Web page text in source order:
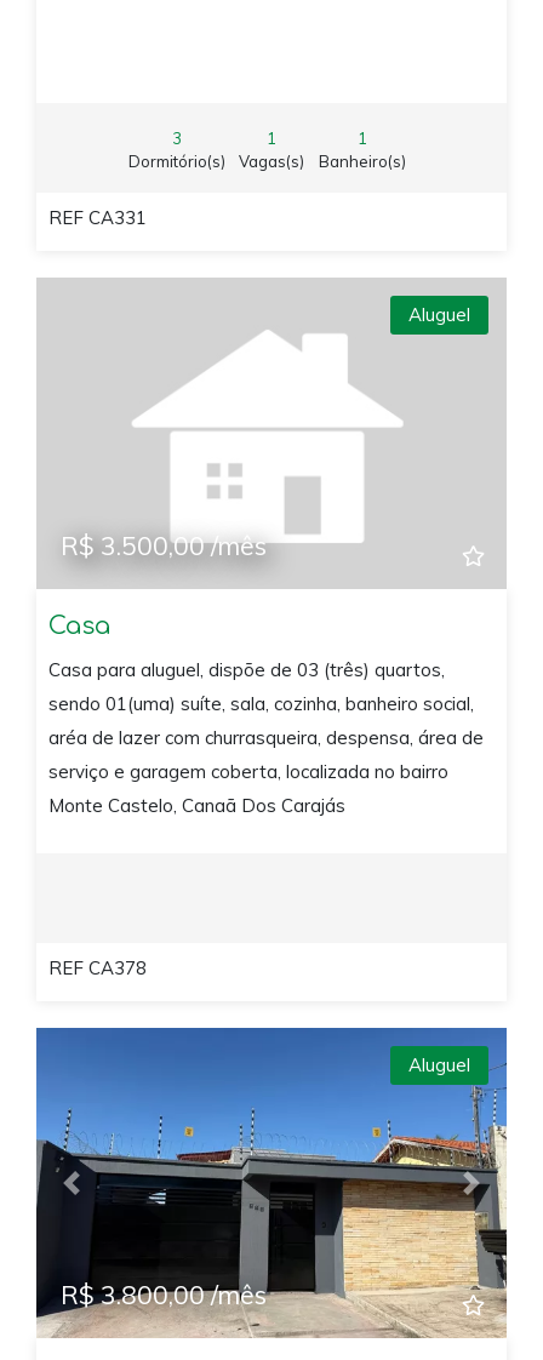
3
Dormitório(s)
1
Vagas(s)
1
Banheiro(s)
REF CA331
Aluguel
R$ 3.500,00 /mês
Casa
Casa para aluguel, dispõe de 03 (três) quartos,
sendo 01(uma) suíte, sala, cozinha, banheiro social,
aréa de lazer com churrasqueira, despensa, área de
serviço e garagem coberta, localizada no bairro
Monte Castelo, Canaã Dos Carajás
REF CA378
Previous Next
Aluguel
R$ 3.800,00 /mês